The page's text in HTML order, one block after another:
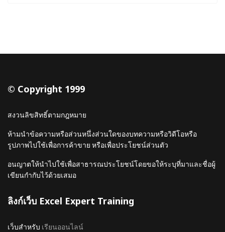
© Copyright 1999
สงวนลิขสิทธิ์ตามกฎหมาย
ห้ามนำข้อความหรือส่วนหนึ่งส่วนใดของบทความหรือวิดีโอหรือ
รูปภาพไปใช้เพื่อการค้าขาย หรือเพื่อประโยชน์ส่วนตัว
อนญาตให้นำไปใช้เพื่อสาธารณประโยชน์โดยขอให้ระบุที่มาและชื่อผู้
เขียนกำกับไว้ด้วยเสมอ
ลิงก์เว็บ Excel Expert Training
เว็บสำหรับ เรียนออนไลน์